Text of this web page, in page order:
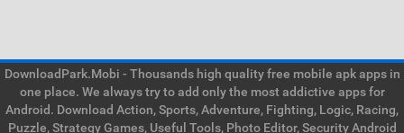
DownloadPark.Mobi - Thousands high quality free mobile apk apps in
one place. We always try to add only the most addictive apps for
Android. Download Action, Sports, Adventure, Fighting, Logic, Racing,
Puzzle, Strategy Games, Useful Tools, Photo Editor, Security Android